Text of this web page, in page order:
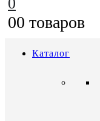
00 товаров
Каталог